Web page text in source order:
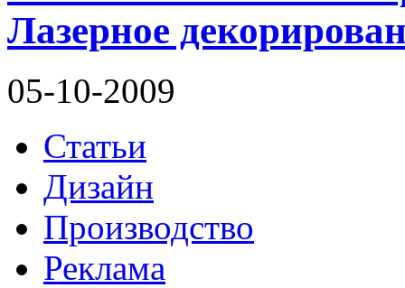
Лазерное
05-10-2009
Статьи
Дизайн
Производство
Реклама